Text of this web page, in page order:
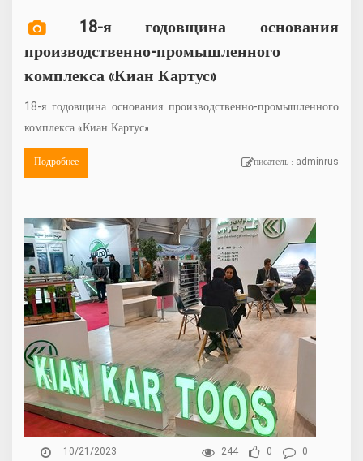
18-я годовщина основания
производственно-промышленного
комплекса «Киан Картус»
18-я годовщина основания производственно-промышленного
комплекса «Киан Картус»
Подробнее писатель : adminrus
10/21/2023 244 0 0